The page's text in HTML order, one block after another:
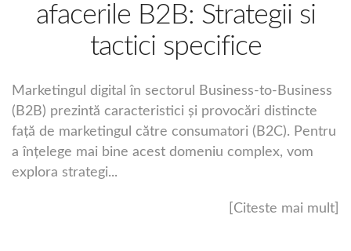
afacerile B2B: Strategii si
tactici specifice
Marketingul digital în sectorul Business-to-Business
(B2B) prezintă caracteristici și provocări distincte
față de marketingul către consumatori (B2C). Pentru
a înțelege mai bine acest domeniu complex, vom
explora strategi...
[Citeste mai mult]